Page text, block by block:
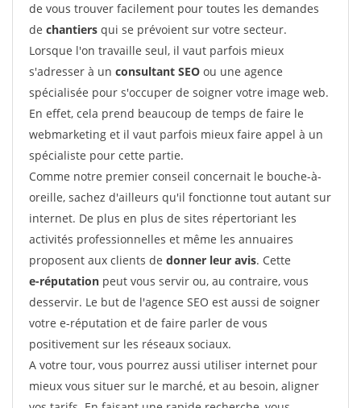
de vous trouver facilement pour toutes les demandes
de chantiers qui se prévoient sur votre secteur.
Lorsque l'on travaille seul, il vaut parfois mieux
s'adresser à un consultant SEO ou une agence
spécialisée pour s'occuper de soigner votre image web.
En effet, cela prend beaucoup de temps de faire le
webmarketing et il vaut parfois mieux faire appel à un
spécialiste pour cette partie.
Comme notre premier conseil concernait le bouche-à-
oreille, sachez d'ailleurs qu'il fonctionne tout autant sur
internet. De plus en plus de sites répertoriant les
activités professionnelles et même les annuaires
proposent aux clients de donner leur avis. Cette
e-réputation peut vous servir ou, au contraire, vous
desservir. Le but de l'agence SEO est aussi de soigner
votre e-réputation et de faire parler de vous
positivement sur les réseaux sociaux.
A votre tour, vous pourrez aussi utiliser internet pour
mieux vous situer sur le marché, et au besoin, aligner